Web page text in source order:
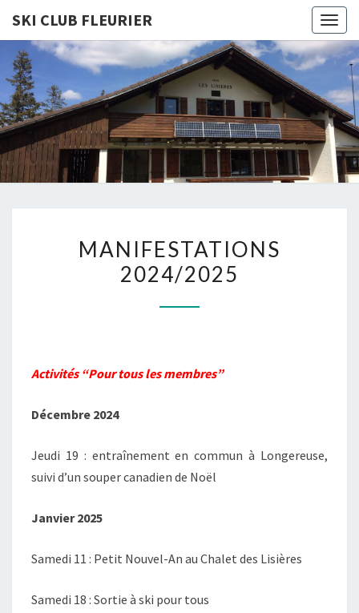
SKI CLUB FLEURIER
SKI CLUB
2024/2025
MANIFESTATIONS
2024/2025
Activités “Pour tous les membres”
Décembre 2024
Jeudi 19 : entraînement en commun à Longereuse,
suivi d’un souper canadien de Noël
Janvier 2025
Samedi 11 : Petit Nouvel-An au Chalet des Lisières
Samedi 18 : Sortie à ski pour tous